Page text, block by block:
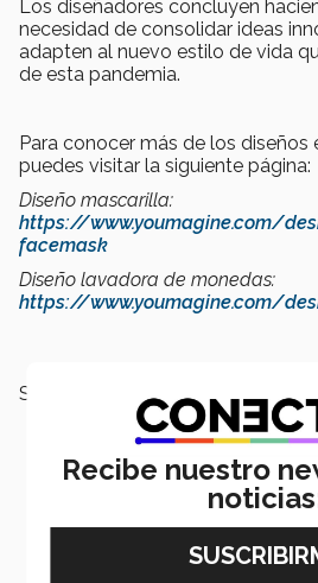
Los diseñadores concluyen
necesidad de consolidar ideas
adapten al nuevo estilo de vida
de esta pandemia.
Para conocer más de los
puedes visitar la siguiente página:
Diseño mascarilla:
https://www.youmagine.com/
facemask
Diseño lavadora de monedas:
https://www.youmagine.com/
SEGURAMENTE QUERRÁS LEER:
Recibe nuestro